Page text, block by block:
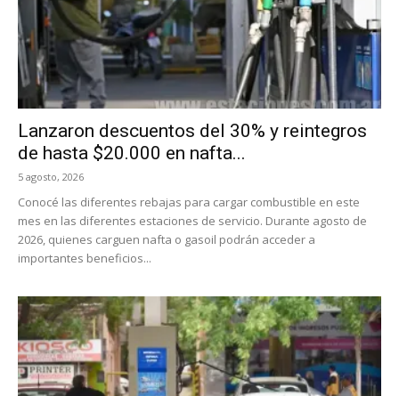
Lanzaron descuentos del 30% y reintegros
de hasta $20.000 en nafta...
5 agosto, 2026
Conocé las diferentes rebajas para cargar combustible en este
mes en las diferentes estaciones de servicio. Durante agosto de
2026, quienes carguen nafta o gasoil podrán acceder a
importantes beneficios...